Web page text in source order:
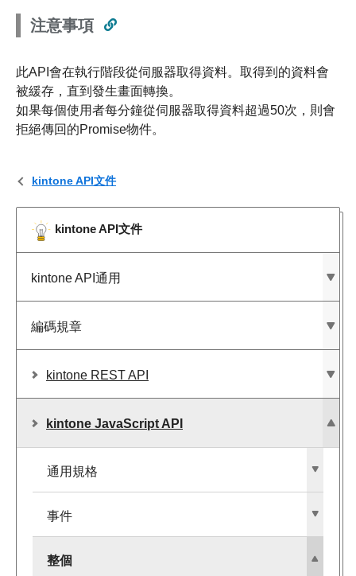
kintone API文件
kintone API文件
kintone API通用
編碼規章
kintone REST API
kintone JavaScript API
通用規格
事件
整個
注意事項
此API會在執行階段從伺服器取得資料。取得到的資料會
被緩存，直到發生畫面轉換。
如果每個使用者每分鐘從伺服器取得資料超過50次，則會
拒絕傳回的Promise物件。